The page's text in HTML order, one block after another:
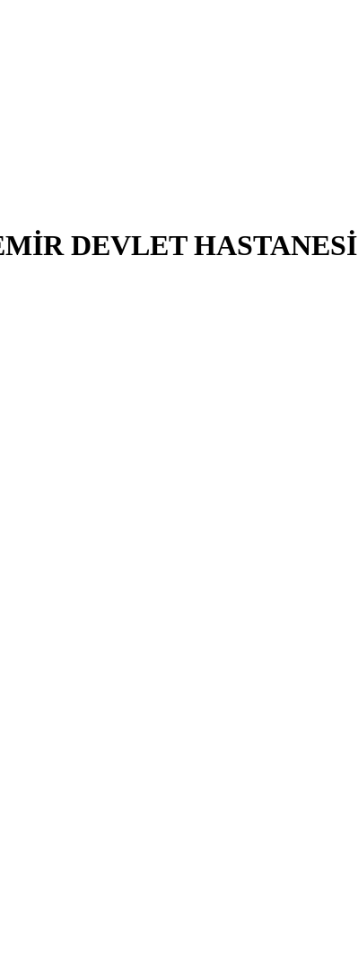
DEVLET HASTANESİ